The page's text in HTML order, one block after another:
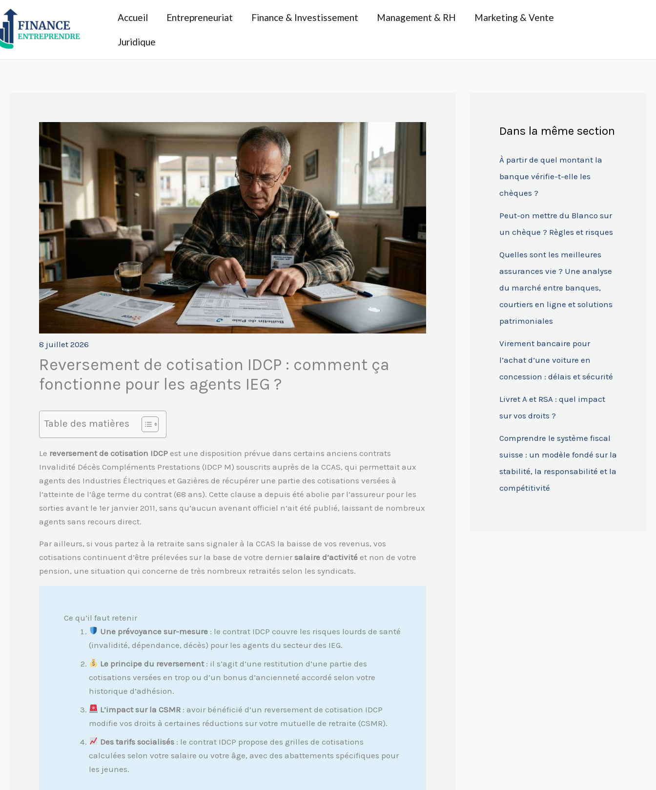
Aller
au
contenu
Accueil Entrepreneuriat Finance & Investissement Management & RH Marketing & Vente
Juridique
8 juillet 2026
Reversement de cotisation IDCP : comment ça
fonctionne pour les agents IEG ?
Table des matières
Le reversement de cotisation IDCP est une disposition prévue dans certains anciens contrats
Invalidité Décès Compléments Prestations (IDCP M) souscrits auprès de la CCAS, qui permettait aux
agents des Industries Électriques et Gazières de récupérer une partie des cotisations versées à
l’atteinte de l’âge terme du contrat (68 ans). Cette clause a depuis été abolie par l’assureur pour les
sorties avant le 1er janvier 2011, sans qu’aucun avenant officiel n’ait été publié, laissant de nombreux
agents sans recours direct.
Par ailleurs, si vous partez à la retraite sans signaler à la CCAS la baisse de vos revenus, vos
cotisations continuent d’être prélevées sur la base de votre dernier salaire d’activité et non de votre
pension, une situation qui concerne de très nombreux retraités selon les syndicats.
Ce qu’il faut retenir
Une prévoyance sur-mesure : le contrat IDCP couvre les risques lourds de santé
(invalidité, dépendance, décès) pour les agents du secteur des IEG.
Le principe du reversement: il s’agit d’une restitution d’une partie des
cotisations versées en trop ou d’un bonus d’ancienneté accordé selon votre
historique d’adhésion.
L’impact sur la CSMR : avoir bénéficié d’un reversement de cotisation IDCP
modifie vos droits à certaines réductions sur votre mutuelle de retraite (CSMR).
Des tarifs socialisés : le contrat IDCP propose des grilles de cotisations
calculées selon votre salaire ou votre âge, avec des abattements spécifiques pour
les jeunes.
Dans la même section
À partir de quel montant la
banque vérifie-t-elle les
chèques ?
Peut-on mettre du Blanco sur
un chèque ? Règles et risques
Quelles sont les meilleures
assurances vie ? Une analyse
du marché entre banques,
courtiers en ligne et solutions
patrimoniales
Virement bancaire pour
l’achat d’une voiture en
concession : délais et sécurité
Livret A et RSA : quel impact
sur vos droits ?
Comprendre le système fiscal
suisse : un modèle fondé sur la
stabilité, la responsabilité et la
compétitivité